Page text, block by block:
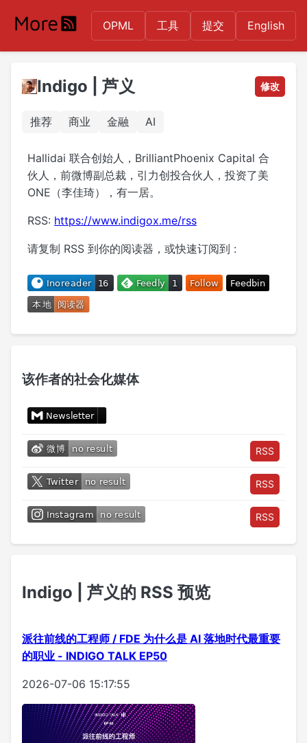
OPML 工具 提交 English
Indigo | 芦义 修改
推荐 商业 金融 AI
Hallidai 联合创始人，BrilliantPhoenix Capital 合
伙人，前微博副总裁，引力创投合伙人，投资了美
ONE（李佳琦），有一居。
RSS: https://www.indigox.me/rss
请复制 RSS 到你的阅读器，或快速订阅到 :
Indigo | 芦义的 RSS 预览
派往前线的工程师 / FDE 为什么是 AI 落地时代最重要
的职业 - INDIGO TALK EP50
2026-07-06 15:17:55
该作者的社会化媒体
RSS
RSS
RSS